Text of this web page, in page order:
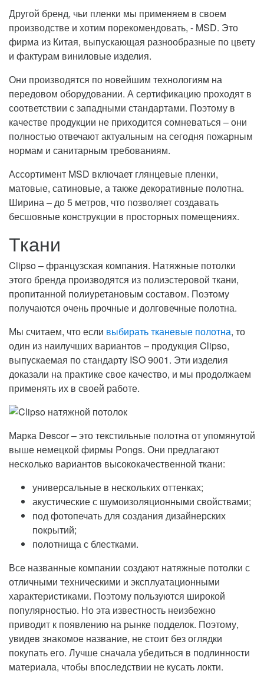
Другой бренд, чьи пленки мы применяем в своем
производстве и хотим порекомендовать, - MSD. Это
фирма из Китая, выпускающая разнообразные по цвету
и фактурам виниловые изделия.
Они производятся по новейшим технологиям на
передовом оборудовании. А сертификацию проходят в
соответствии с западными стандартами. Поэтому в
качестве продукции не приходится сомневаться – они
полностью отвечают актуальным на сегодня пожарным
нормам и санитарным требованиям.
Ассортимент MSD включает глянцевые пленки,
матовые, сатиновые, а также декоративные полотна.
Ширина – до 5 метров, что позволяет создавать
бесшовные конструкции в просторных помещениях.
Ткани
Clipso – французская компания. Натяжные потолки
этого бренда производятся из полиэстеровой ткани,
пропитанной полиуретановым составом. Поэтому
получаются очень прочные и долговечные полотна.
Мы считаем, что если выбирать тканевые полотна, то
один из наилучших вариантов – продукция Clipso,
выпускаемая по стандарту ISO 9001. Эти изделия
доказали на практике свое качество, и мы продолжаем
применять их в своей работе.
Марка Descor – это текстильные полотна от упомянутой
выше немецкой фирмы Pongs. Они предлагают
несколько вариантов высококачественной ткани:
универсальные в нескольких оттенках;
акустические с шумоизоляционными свойствами;
под фотопечать для создания дизайнерских
покрытий;
полотнища с блестками.
Все названные компании создают натяжные потолки с
отличными техническими и эксплуатационными
характеристиками. Поэтому пользуются широкой
популярностью. Но эта известность неизбежно
приводит к появлению на рынке подделок. Поэтому,
увидев знакомое название, не стоит без оглядки
покупать его. Лучше сначала убедиться в подлинности
материала, чтобы впоследствии не кусать локти.